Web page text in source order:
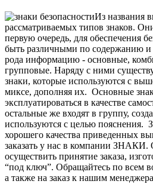
Из названия
рассматриваемых типов знаков.
первую очередь, для обеспечения
быть различными по содержанию и
рода информацию - основные,
групповые. Наряду с ними
знаки, которые используются с
миксе, дополняя их. Основные
эксплуатироваться в качестве
остальные же входят в группу,
используются с целью пояснения.
хорошего качества приведенных
заказать у нас в компании
осуществить принятие заказа,
“под ключ”. Обращайтесь по всем
а также на заказ к нашим